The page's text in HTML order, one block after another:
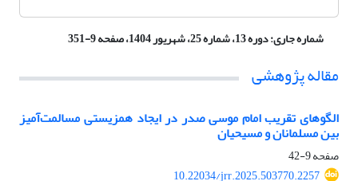
شماره جاری:دوره 13، شماره 25، شهریور 1404، صفحه 9-351
مقاله پژوهشی
الگوهای تقریب امام موسی صدر در ایجاد همزیستی مسالمت‌آمیز
بین مسلمانان و مسیحیان
صفحه9-42
10.22034/jrr.2025.503770.2257